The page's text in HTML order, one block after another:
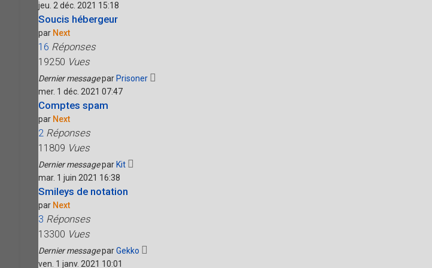
jeu. 2 déc. 2021 15:18
Soucis hébergeur
par Next
16 Réponses
19250 Vues
Dernier messagepar Prisoner
mer. 1 déc. 2021 07:47
Comptes spam
par Next
2 Réponses
11809 Vues
Dernier messagepar Kit
mar. 1 juin 2021 16:38
Smileys de notation
par Next
3 Réponses
13300 Vues
Dernier messageparGekko
ven. 1 janv. 2021 10:01